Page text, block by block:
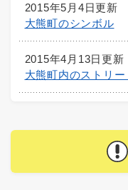
2015年5月4日更新
大熊町のシンボル
2015年4月13日更新
大熊町内のストリ